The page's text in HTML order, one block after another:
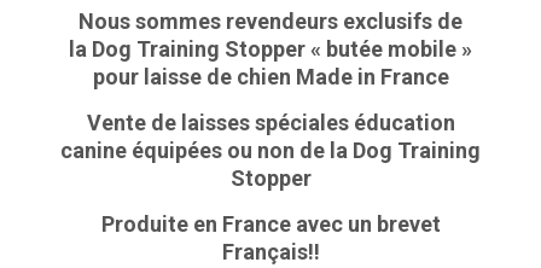
Nous sommes revendeurs exclusifs de
la Dog Training Stopper « butée mobile »
pour laisse de chien Made in France
Vente de laisses spéciales éducation
canine équipées ou non de la Dog Training
Stopper
Produite en France avec un brevet
Français!!